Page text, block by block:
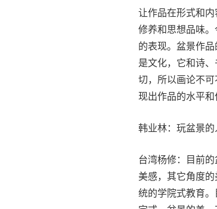
让作品在形式和
修养和思想品味
的表现。盆景作
是文化，它和诗
切，所以画论不
现出作品的水平
韩业林：玩盆景
台湾杨修：目前
美感，其它角度
统的学院式教育